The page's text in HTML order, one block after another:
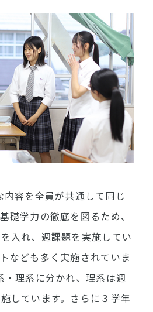
内容を全員が共通して同じ
礎学力の徹底を図るため、
入れ、週課題を実施してい
なども多く実施されていま
・理系に分かれ、理系は週
しています。さらに３学年